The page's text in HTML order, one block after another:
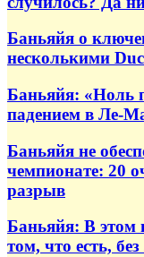
Баньяйя о
несколькими
Баньяйя: «Ноль
падением в Ле-
Баньяйя не
чемпионате: 20
разрыв
Баньяйя: В этом
том, что есть,